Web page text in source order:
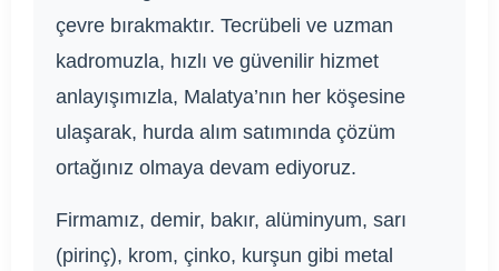
çevre bırakmaktır. Tecrübeli ve uzman
kadromuzla, hızlı ve güvenilir hizmet
anlayışımızla, Malatya’nın her köşesine
ulaşarak, hurda alım satımında çözüm
ortağınız olmaya devam ediyoruz.
Firmamız, demir, bakır, alüminyum, sarı
(pirinç), krom, çinko, kurşun gibi metal